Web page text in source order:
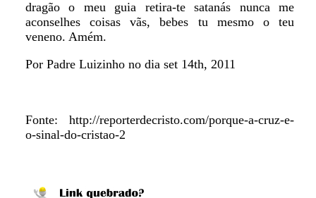
dragão o meu guia retira-te satanás nunca me
aconselhes coisas vãs, bebes tu mesmo o teu
veneno. Amém.
Por Padre Luizinho no dia set 14th, 2011
Fonte: http://reporterdecristo.com/porque-a-cruz-e-
o-sinal-do-cristao-2